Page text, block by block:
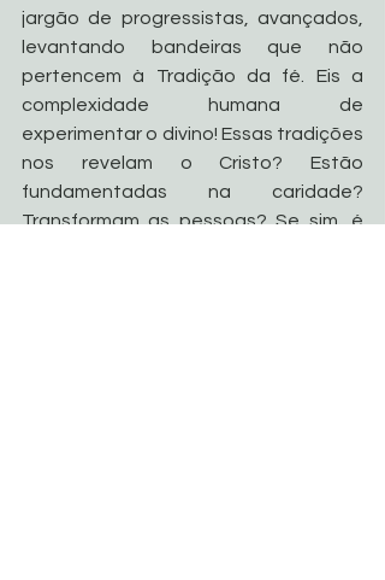
jargão de progressistas, avançados,
levantando bandeiras que não
pertencem à Tradição da fé. Eis a
complexidade humana de
experimentar o divino! Essas tradições
nos revelam o Cristo? Estão
fundamentadas na caridade?
Transformam as pessoas? Se sim, é